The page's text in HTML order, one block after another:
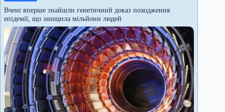
Вчені вперше знайшли генетичний доказ походження
епідемії, що знищила мільйони людей